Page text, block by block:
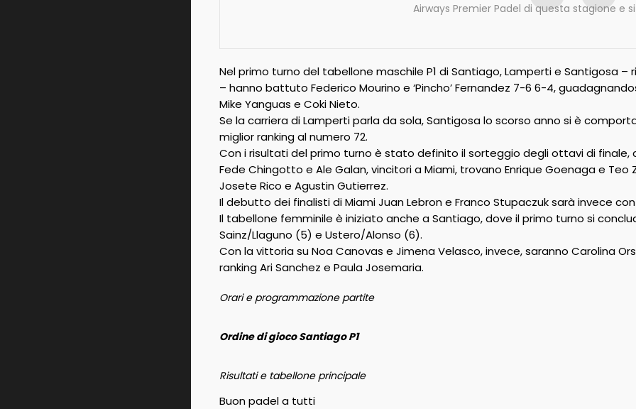
Airways Premier Padel di questa stagione e
Nel primo turno del tabellone maschile P1 di Santiago, Lamperti e Santigosa
– hanno battuto Federico Mourino e ‘Pincho’ Fernandez 7-6 6-4,
Mike Yanguas e Coki Nieto.
Se la carriera di Lamperti parla da sola, Santigosa lo scorso anno si è
miglior ranking al numero 72.
Con i risultati del primo turno è stato definito il sorteggio degli ottavi di finale,
Fede Chingotto e Ale Galan, vincitori a Miami, trovano Enrique Goenaga e
Josete Rico e Agustin Gutierrez.
Il debutto dei finalisti di Miami Juan Lebron e Franco Stupaczuk sarà invece
Il tabellone femminile è iniziato anche a Santiago, dove il primo turno si
Sainz/Llaguno (5) e Ustero/Alonso (6).
Con la vittoria su Noa Canovas e Jimena Velasco, invece, saranno Carolina
ranking Ari Sanchez e Paula Josemaria.
Orari e programmazione partite
Ordine di gioco Santiago P1
Risultati e tabellone principale
Buon padel a tutti